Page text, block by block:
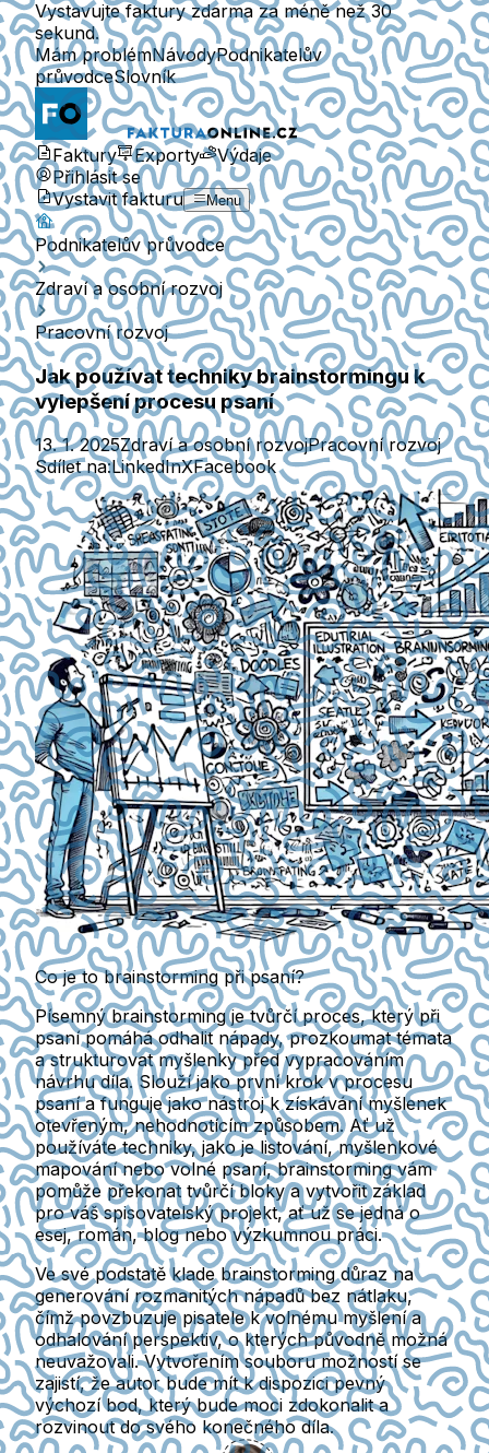
Vystavujte faktury zdarma za méně než 30
sekund.
Mám problémNávodyPodnikatelův
průvodceSlovník
Faktury Exporty
Výdaje
Přihlásit se
Vystavit fakturu
Menu
Podnikatelův průvodce
Zdraví a osobní rozvoj
Pracovní rozvoj
Jak používat techniky brainstormingu k
vylepšení procesu psaní
13. 1. 2025Zdraví a osobní rozvojPracovní rozvoj
Sdílet na:LinkedInXFacebook
Co je to brainstorming při psaní?
Písemný brainstorming je tvůrčí proces, který při
psaní pomáhá odhalit nápady, prozkoumat témata
a strukturovat myšlenky před vypracováním
návrhu díla. Slouží jako první krok v procesu
psaní a funguje jako nástroj k získávání myšlenek
otevřeným, nehodnotícím způsobem. Ať už
používáte techniky, jako je listování, myšlenkové
mapování nebo volné psaní, brainstorming vám
pomůže překonat tvůrčí bloky a vytvořit základ
pro váš spisovatelský projekt, ať už se jedná o
esej, román, blog nebo výzkumnou práci.
Ve své podstatě klade brainstorming důraz na
generování rozmanitých nápadů bez nátlaku,
čímž povzbuzuje pisatele k volnému myšlení a
odhalování perspektiv, o kterých původně možná
neuvažovali. Vytvořením souboru možností se
zajistí, že autor bude mít k dispozici pevný
výchozí bod, který bude moci zdokonalit a
rozvinout do svého konečného díla.